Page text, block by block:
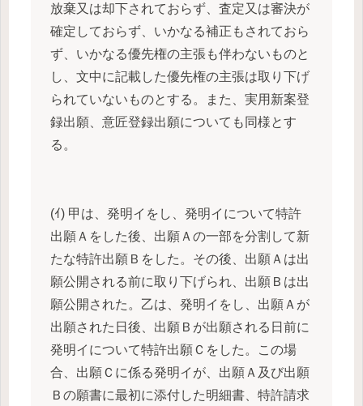
放棄又は却下されておらず、査定又は審決が
確定しておらず、いかなる補正もされておら
ず、いかなる優先権の主張も伴わないものと
し、文中に記載した優先権の主張は取り下げ
られていないものとする。また、実用新案登
録出願、意匠登録出願についても同様とす
る。
(ｲ) 甲は、発明イをし、発明イについて特許
出願Ａをした後、出願Ａの一部を分割して新
たな特許出願Ｂをした。その後、出願Ａは出
願公開される前に取り下げられ、出願Ｂは出
願公開された。乙は、発明イをし、出願Ａが
出願された日後、出願Ｂが出願される日前に
発明イについて特許出願Ｃをした。この場
合、出願Ｃに係る発明イが、出願Ａ及び出願
Ｂの願書に最初に添付した明細書、特許請求